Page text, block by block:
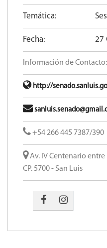
Temática:
Fecha: 27
Información de Contacto:
http://
+54 266 445 7387/390
Av. IV Centenario
CP. 5700 - San Luis